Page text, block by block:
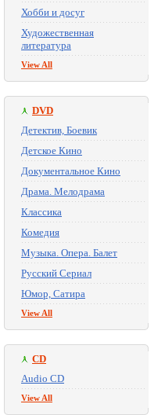
Хобби и досуг
Художественная
литература
View All
DVD
Детектив, Боевик
Детское Кино
Документальное Кино
Драма. Мелодрама
Классика
Комедия
Музыка. Опера. Балет
Русский Сериал
Юмор, Сатира
View All
CD
Audio CD
View All